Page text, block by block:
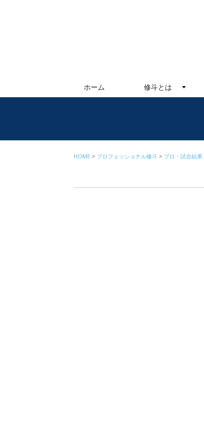
ホーム 修斗とは
HOME プロフェッショナル修斗 プロ・試合結果